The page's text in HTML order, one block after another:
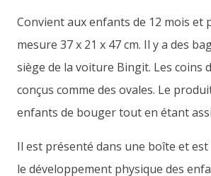
Convient aux enfants de 12 mois et
mesure 37 x 21 x 47 cm. Il y a des
siège de la voiture Bingit. Les coins
conçus comme des ovales. Le
enfants de bouger tout en étant
Il est présenté dans une boîte et
le développement physique des